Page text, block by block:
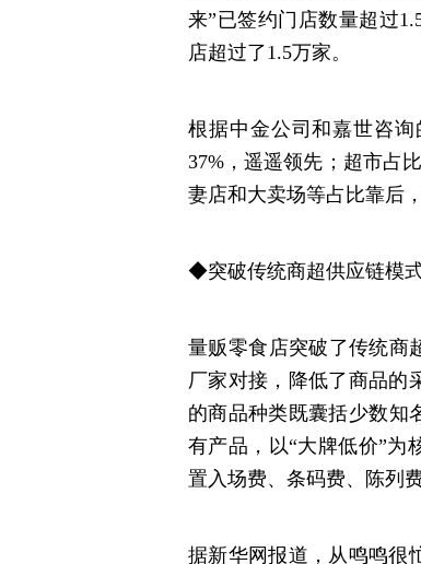
来”已签约门店数量超过
店超过了1.5万家。
根据中金公司和嘉世咨
37%，遥遥领先；超市占
妻店和大卖场等占比靠后，
◆突破传统商超供应链模
量贩零食店突破了传统
厂家对接，降低了商品的
的商品种类既囊括少数
有产品，以“大牌低价”为
置入场费、条码费、陈列
据新华网报道，从鸣鸣很